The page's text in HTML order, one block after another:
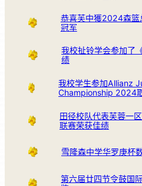
恭喜芙中獲2024森篮
冠军
我校扯铃学会参加了
绩
我校学生参加Allianz
Championship 2024
田径校队代表芙蓉一
联赛荣获佳绩
雪隆森中学华罗庚杯
第六届廿四节令鼓国